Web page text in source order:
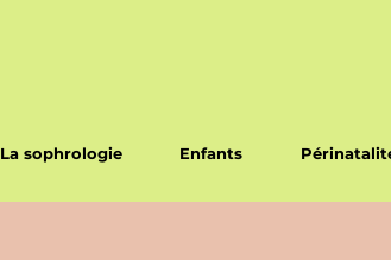
La sophrologie Enfants